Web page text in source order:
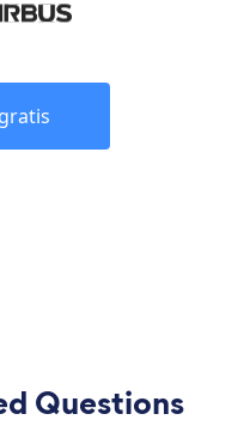
Questions